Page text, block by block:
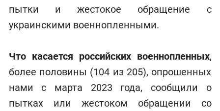
пытки и жестокое обращение с
украинскими военнопленными.
Что касается российских военнопленных,
более половины (104 из 205), опрошенных
нами с марта 2023 года, сообщили о
пытках или жестоком обращении со